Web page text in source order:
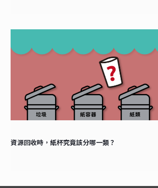
資源回收時，紙杯究竟該分哪一類？